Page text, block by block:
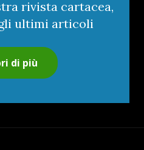
rivista cartacea,
ultimi articoli
di più